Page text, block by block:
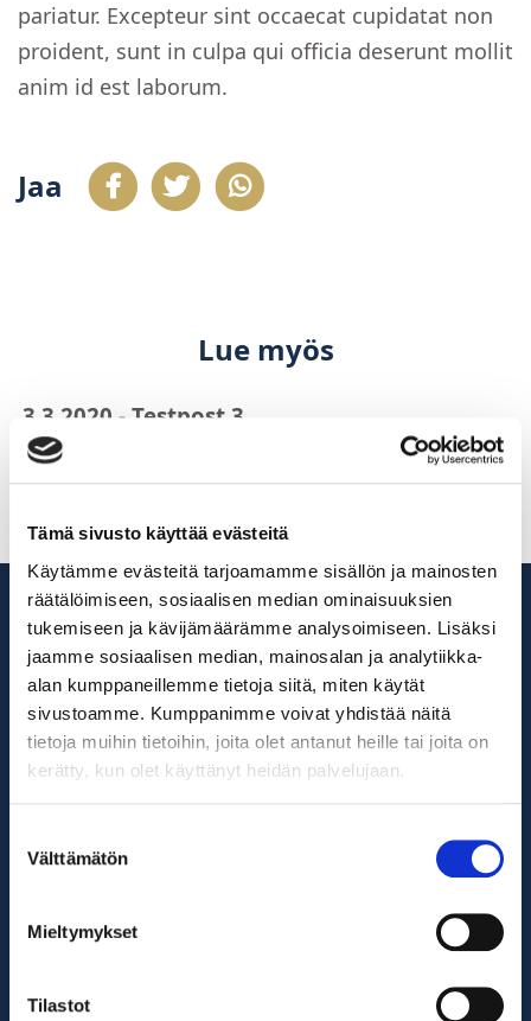
Tämä sivusto käyttää evästeitä
Käytämme evästeitä tarjoamamme sisällön ja mainosten
räätälöimiseen, sosiaalisen median ominaisuuksien
tukemiseen ja kävijämäärämme analysoimiseen. Lisäksi
jaamme sosiaalisen median, mainosalan ja analytiikka-
alan kumppaneillemme tietoja siitä, miten käytät
sivustoamme. Kumppanimme voivat yhdistää näitä
tietoja muihin tietoihin, joita olet antanut heille tai joita on
kerätty, kun olet käyttänyt heidän palvelujaan.
valinta
Välttämätön
Mieltymykset
Tilastot
pariatur. Excepteur sint occaecat cupidatat non
proident, sunt in culpa qui officia deserunt mollit
anim id est laborum.
Jaa
Lue myös
3.3.2020 - Testpost 3
3.3.2020 - Testpost 2
Premarin Oy Ab
info@premarin.fi